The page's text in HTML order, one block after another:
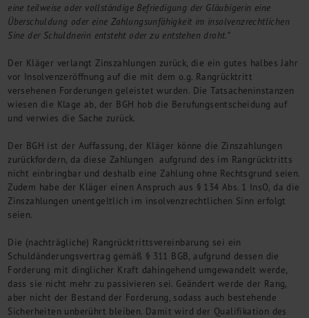
eine teilweise oder vollständige Befriedigung der Gläubigerin eine
Überschuldung oder eine Zahlungsunfähigkeit im insolvenzrechtlichen
Sine der Schuldnerin entsteht oder zu entstehen droht.“
Der Kläger verlangt Zinszahlungen zurück, die ein gutes halbes Jahr
vor Insolvenzeröffnung auf die mit dem o.g. Rangrücktritt
versehenen Forderungen geleistet wurden. Die Tatsacheninstanzen
wiesen die Klage ab, der BGH hob die Berufungsentscheidung auf
und verwies die Sache zurück.
Der BGH ist der Auffassung, der Kläger könne die Zinszahlungen
zurückfordern, da diese Zahlungen aufgrund des im Rangrücktritts
nicht einbringbar und deshalb eine Zahlung ohne Rechtsgrund seien.
Zudem habe der Kläger einen Anspruch aus § 134 Abs. 1 InsO, da die
Zinszahlungen unentgeltlich im insolvenzrechtlichen Sinn erfolgt
seien.
Die (nachträgliche) Rangrücktrittsvereinbarung sei ein
Schuldänderungsvertrag gemäß § 311 BGB, aufgrund dessen die
Forderung mit dinglicher Kraft dahingehend umgewandelt werde,
dass sie nicht mehr zu passivieren sei. Geändert werde der Rang,
aber nicht der Bestand der Forderung, sodass auch bestehende
Sicherheiten unberührt bleiben. Damit wird der Qualifikation des